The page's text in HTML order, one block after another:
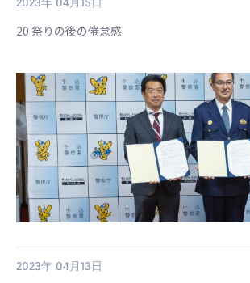
20 祭りの後の倦怠感
2023年 04月13日